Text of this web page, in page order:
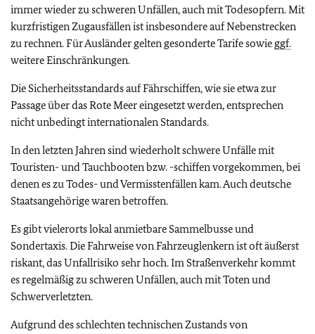
immer wieder zu schweren Unfällen, auch mit Todesopfern. Mit
kurzfristigen Zugausfällen ist insbesondere auf Nebenstrecken
zu rechnen. Für Ausländer gelten gesonderte Tarife sowie ggf.
weitere Einschränkungen.
Die Sicherheitsstandards auf Fährschiffen, wie sie etwa zur
Passage über das Rote Meer eingesetzt werden, entsprechen
nicht unbedingt internationalen Standards.
In den letzten Jahren sind wiederholt schwere Unfälle mit
Touristen- und Tauchbooten bzw. -schiffen vorgekommen, bei
denen es zu Todes- und Vermisstenfällen kam. Auch deutsche
Staatsangehörige waren betroffen.
Es gibt vielerorts lokal anmietbare Sammelbusse und
Sondertaxis. Die Fahrweise von Fahrzeuglenkern ist oft äußerst
riskant, das Unfallrisiko sehr hoch. Im Straßenverkehr kommt
es regelmäßig zu schweren Unfällen, auch mit Toten und
Schwerverletzten.
Aufgrund des schlechten technischen Zustands von